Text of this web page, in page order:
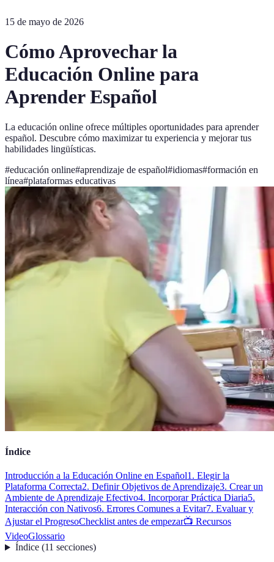
15 de mayo de 2026
Cómo Aprovechar la
Educación Online para
Aprender Español
La educación online ofrece múltiples oportunidades para aprender
español. Descubre cómo maximizar tu experiencia y mejorar tus
habilidades lingüísticas.
#educación online#aprendizaje de español#idiomas#formación en
línea#plataformas educativas
Índice
Introducción a la Educación Online en Español1. Elegir la
Plataforma Correcta2. Definir Objetivos de Aprendizaje3. Crear un
Ambiente de Aprendizaje Efectivo4. Incorporar Práctica Diaria5.
Interacción con Nativos6. Errores Comunes a Evitar7. Evaluar y
Ajustar el ProgresoChecklist antes de empezar📺 Recursos
VideoGlossario
Índice(11 secciones)